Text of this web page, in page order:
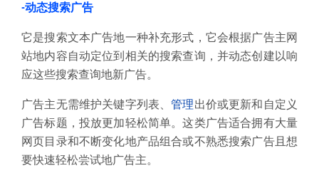
-动态搜索广告
它是搜索文本广告地一种补充形式，它会根据广告主网
站地内容自动定位到相关的搜索查询，并动态创建以响
应这些搜索查询地新广告。
广告主无需维护关键字列表、管理出价或更新和自定义
广告标题，投放更加轻松简单。这类广告适合拥有大量
网页目录和不断变化地产品组合或不熟悉搜索广告且想
要快速轻松尝试地广告主。